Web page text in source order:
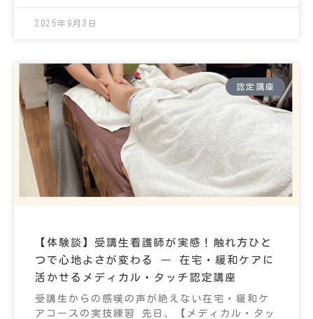
2025年9月3日
認定講座
【体験談】受講生看護師が実感！触れ方ひと
つで心地よさが変わる ― 在宅・緩和ケアに
活かせるメディカル・タッチ認定講座
受講生からの感嘆の声が絶えない在宅・緩和ケ
アコースの実技練習 先日、【メディカル・タッ